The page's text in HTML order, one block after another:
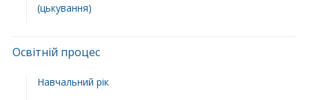
(цькування)
Освітній процес
Навчальний рік